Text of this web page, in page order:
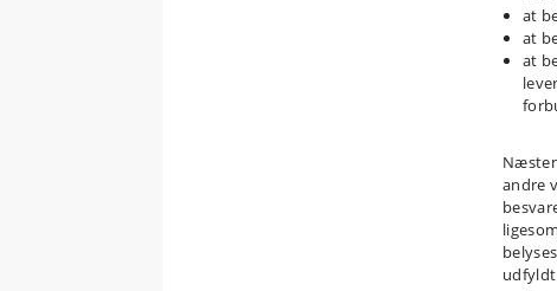
at
at
at
andre